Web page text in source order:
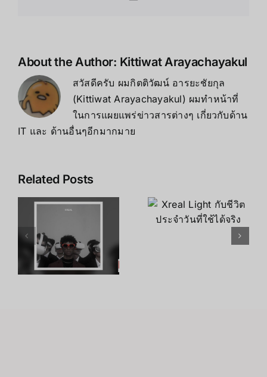
About the Author: Kittiwat Arayachayakul
สวัสดีครับ ผมกิตติวัฒน์ อารยะชัยกุล
(Kittiwat Arayachayakul) ผมทำหน้าที่
ในการแผยแพร่ข่าวสารต่างๆ เกี่ยวกับด้าน
IT และ ด้านอื่นๆอีกมากมาย
Related Posts
Xreal Light
ประจำวันที่
ใช้ได้จริง
อนาคตของ
Xreal Light
ทั่วโลก